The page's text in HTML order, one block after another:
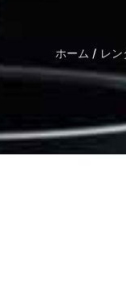
ホーム レ